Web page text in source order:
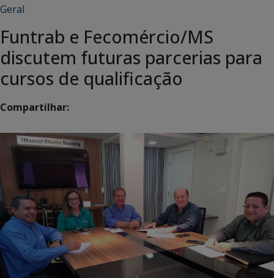
Geral
Funtrab e Fecomércio/MS
discutem futuras parcerias para
cursos de qualificação
Compartilhar: